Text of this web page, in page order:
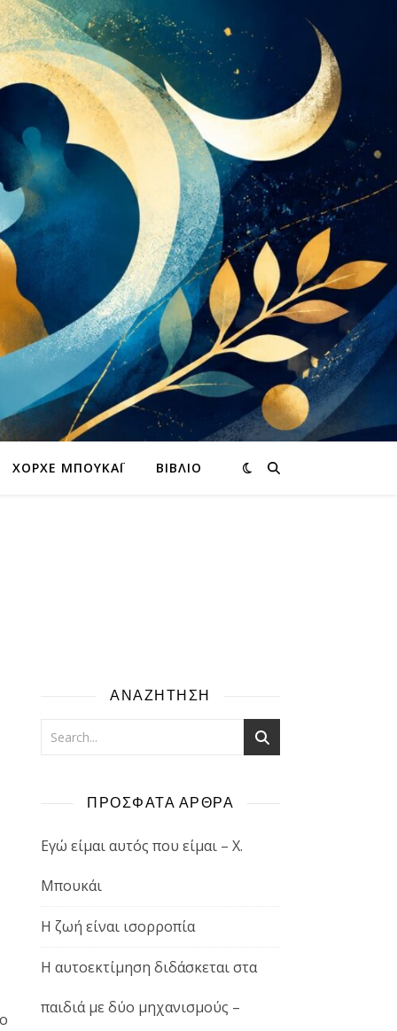
ΧΌΡΧΕ ΜΠΟΥΚΆΙ ΒΙΒΛΊΟ
ΑΝΑΖΗΤΗΣΗ
ΠΡΟΣΦΑΤΑ ΑΡΘΡΑ
Εγώ είμαι αυτός που είμαι – Χ.
Μπουκάι
Η ζωή είναι ισορροπία
Η αυτοεκτίμηση διδάσκεται στα
παιδιά με δύο μηχανισμούς –